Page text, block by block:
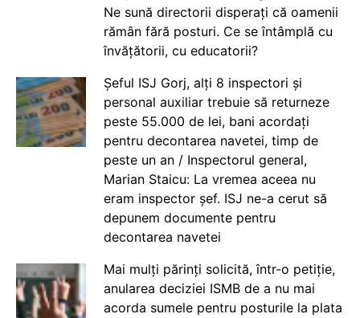
Ne sună directorii disperați că oamenii
rămân fără posturi. Ce se întâmplă cu
învățătorii, cu educatorii?
Șeful ISJ Gorj, alți 8 inspectori și
personal auxiliar trebuie să returneze
peste 55.000 de lei, bani acordați
pentru decontarea navetei, timp de
peste un an / Inspectorul general,
Marian Staicu: La vremea aceea nu
eram inspector șef. ISJ ne-a cerut să
depunem documente pentru
decontarea navetei
Mai mulți părinți solicită, într-o petiție,
anularea deciziei ISMB de a nu mai
acorda sumele pentru posturile la plata